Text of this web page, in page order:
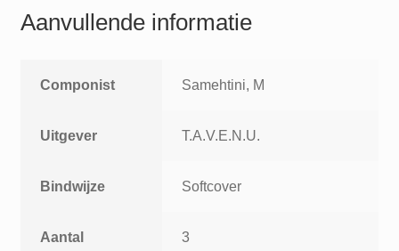
Aanvullende informatie
Componist Samehtini, M
Uitgever T.A.V.E.N.U.
Bindwijze Softcover
Aantal
3